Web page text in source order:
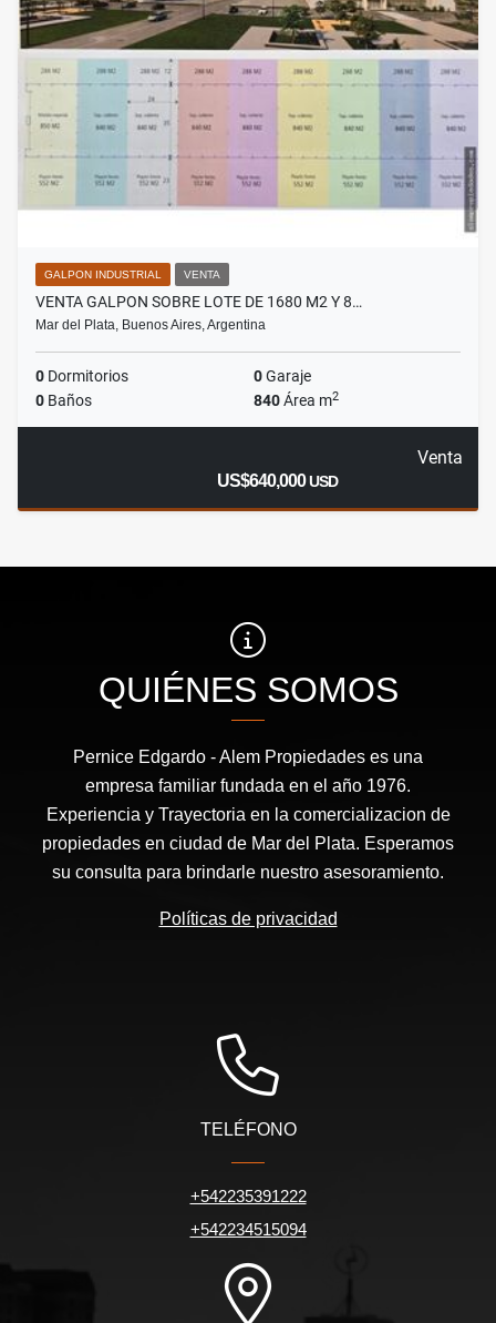
GALPON INDUSTRIAL VENTA
VENTA GALPON SOBRE LOTE DE 1680 M2 Y 8…
Mar del Plata, Buenos Aires, Argentina
0 Dormitorios 0Garaje
0 Baños 840Área m2
Venta
US$640,000USD
QUIÉNES SOMOS
Pernice Edgardo - Alem Propiedades es una
empresa familiar fundada en el año 1976.
Experiencia y Trayectoria en la comercializacion de
propiedades en ciudad de Mar del Plata. Esperamos
su consulta para brindarle nuestro asesoramiento.
Políticas de privacidad
TELÉFONO
+542235391222
+542234515094